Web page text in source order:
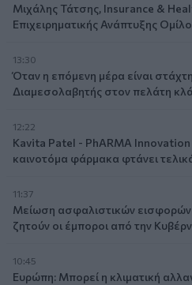
Μιχάλης Τάτσης, Insurance &
Επιχειρηματικής Ανάπτυξης
13:30
Όταν η επόμενη μέρα είναι
Διαμεσολαβητής στον πελάτη
12:22
Kavita Patel - PhARMA
καινοτόμα φάρμακα φτάνει
11:37
Μείωση ασφαλιστικών
ζητούν οι έμποροι από την
10:45
Ευρώπη: Μπορεί η κλιματική